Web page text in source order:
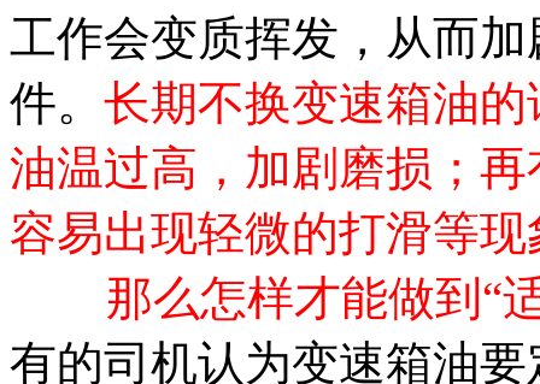
工作会变质挥发，从而
件。 长期不换变速箱油
油温过高，加剧磨损；
容易出现轻微的打滑等现
那么怎样才能做到“
有的司机认为变速箱油